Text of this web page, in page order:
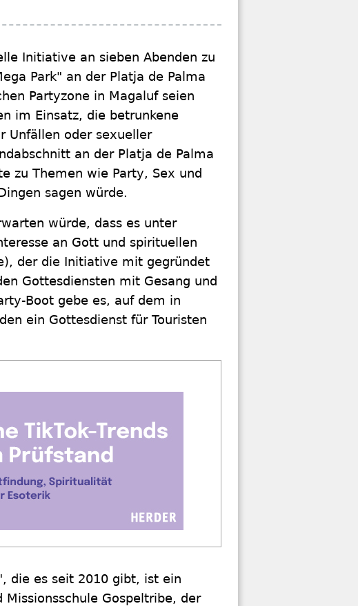
Initiative an sieben Abenden zu
Park" an der Platja de Palma
Partyzone in Magaluf seien
im Einsatz, die betrunkene
Unfällen oder sexueller
an der Platja de Palma
zu Themen wie Party, Sex und
sagen würde.
würde, dass es unter
an Gott und spirituellen
der die Initiative mit gegründet
Gottesdiensten mit Gesang und
Boot gebe es, auf dem in
ein Gottesdienst für Touristen
die es seit 2010 gibt, ist ein
Gospeltribe, der